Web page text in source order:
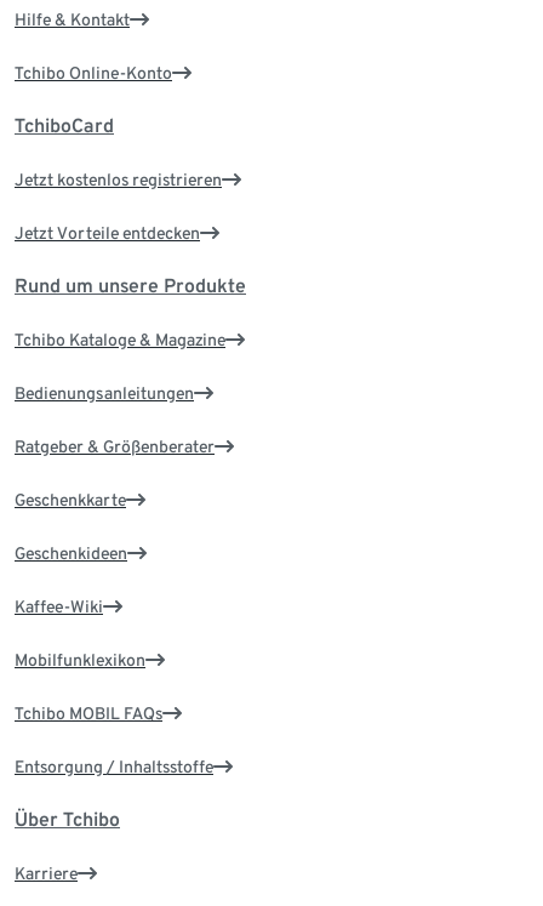
Hilfe & Kontakt
Tchibo Online-Konto
TchiboCard
Jetzt kostenlos registrieren
Jetzt Vorteile entdecken
Rund um unsere Produkte
Tchibo Kataloge & Magazine
Bedienungsanleitungen
Ratgeber & Größenberater
Geschenkkarte
Geschenkideen
Kaffee-Wiki
Mobilfunklexikon
Tchibo MOBIL FAQs
Entsorgung / Inhaltsstoffe
Über Tchibo
Karriere